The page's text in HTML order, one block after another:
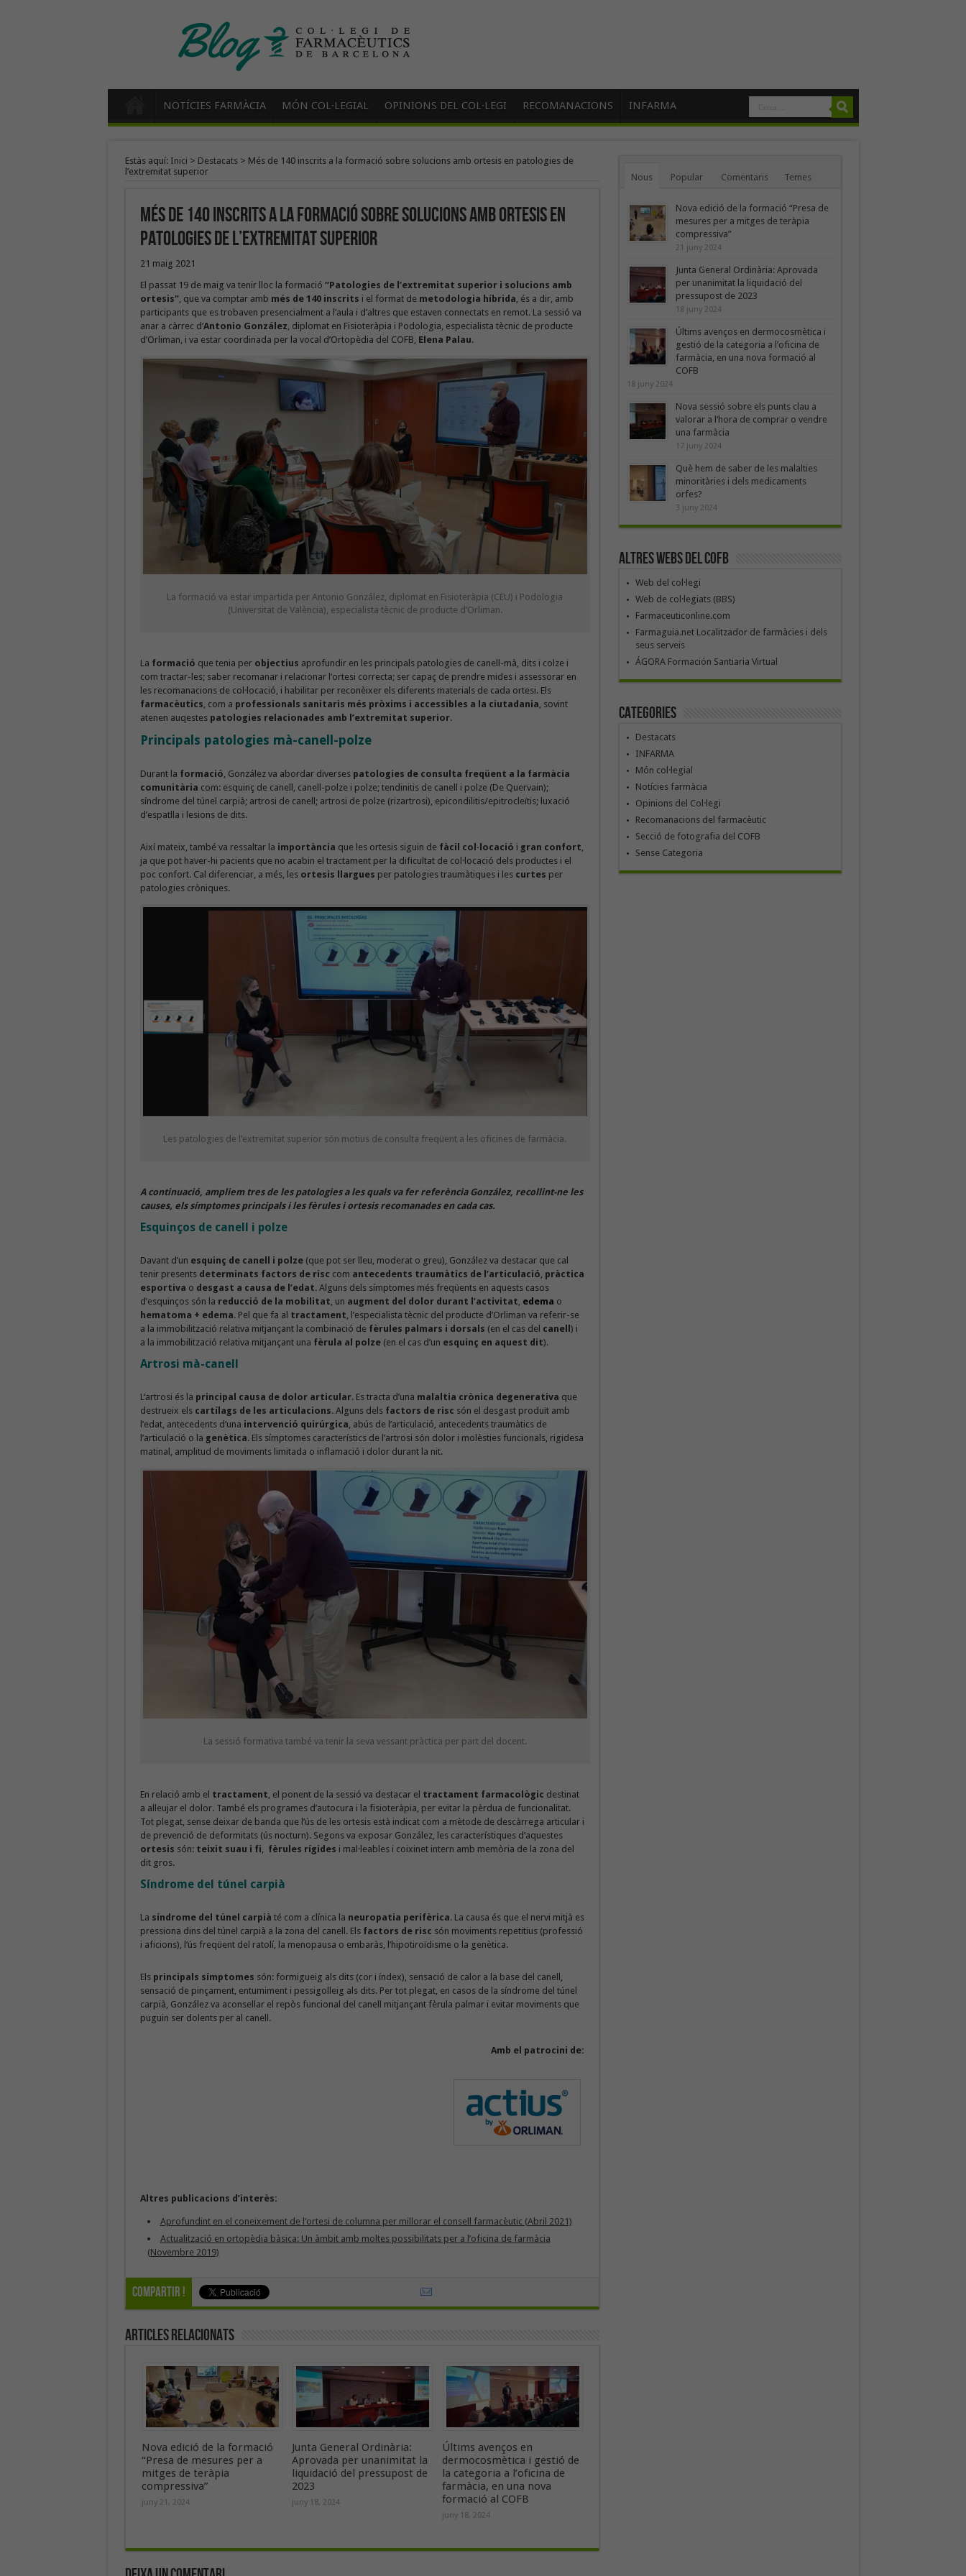
NOTÍCIES FARMÀCIA MÓN COL·LEGIAL OPINIONS DEL COL·LEGI RECOMANACIONS INFARMA
Estàs aquí: Inici > Destacats> Més de 140 inscrits a la formació sobre solucions amb ortesis en patologies de
l’extremitat superior
Més de 140 inscrits a la formació sobre solucions amb ortesis en
patologies de l’extremitat superior
21 maig 2021
El passat 19 de maig va tenir lloc la formació “Patologies de l’extremitat superior i solucions amb
ortesis”, que va comptar amb més de 140 inscrits i el format de metodologia híbrida, és a dir, amb
participants que es trobaven presencialment a l’aula i d’altres que estaven connectats en remot. La sessió va
anar a càrrec d’Antonio González, diplomat en Fisioteràpia i Podologia, especialista tècnic de producte
d’Orliman, i va estar coordinada per la vocal d’Ortopèdia del COFB, Elena Palau.
La formació va estar impartida per Antonio González, diplomat en Fisioteràpia (CEU) i Podologia
(Universitat de València), especialista tècnic de producte d’Orliman.
La formació que tenia per objectius aprofundir en les principals patologies de canell-mà, dits i colze i
com tractar-les; saber recomanar i relacionar l’ortesi correcta; ser capaç de prendre mides i assessorar en
les recomanacions de col·locació, i habilitar per reconèixer els diferents materials de cada ortesi. Els
farmacèutics, com a professionals sanitaris més pròxims i accessibles a la ciutadania, sovint
atenen auqestes patologies relacionades amb l’extremitat superior.
Principals patologies mà-canell-polze
Durant la formació, González va abordar diverses patologies de consulta freqüent a la farmàcia
comunitària com: esquinç de canell, canell-polze i polze; tendinitis de canell i polze (De Quervain);
síndrome del túnel carpià; artrosi de canell; artrosi de polze (rizartrosi), epicondilitis/epitrocleïtis; luxació
d’espatlla i lesions de dits.
Així mateix, també va ressaltar la importància que les ortesis siguin de fàcil col·locació i gran confort,
ja que pot haver-hi pacients que no acabin el tractament per la dificultat de col·locació dels productes i el
poc confort. Cal diferenciar, a més, les ortesis llargues per patologies traumàtiques i les curtes per
patologies cròniques.
Les patologies de l’extremitat superior són motius de consulta freqüent a les oficines de farmàcia.
A continuació, ampliem tres de les patologies a les quals va fer referència González, recollint-ne les
causes, els símptomes principals i les fèrules i ortesis recomanades en cada cas.
Esquinços de canell i polze
Davant d’un esquinç de canell i polze(que pot ser lleu, moderat o greu), González va destacar que cal
tenir presents determinats factors de risc com antecedents traumàtics de l’articulació, pràctica
esportiva o desgast a causa de l’edat. Alguns dels símptomes més freqüents en aquests casos
d’esquinços són la reducció de la mobilitat, un augment del dolor durant l’activitat, edema o
hematoma + edema. Pel que fa al tractament, l’especialista tècnic del producte d’Orliman va referir-se
a la immobilització relativa mitjançant la combinació de fèrules palmars i dorsals (en el cas del canell ) i
a la immobilització relativa mitjançant una fèrula al polze(en el cas d’un esquinç en aquest dit).
Artrosi mà-canell
L’artrosi és la principal causa de dolor articular. Es tracta d’una malaltia crònica degenerativa que
destrueix els cartílags de les articulacions. Alguns dels factors de risc són el desgast produït amb
l’edat, antecedents d’una intervenció quirúrgica, abús de l’articulació, antecedents traumàtics de
l’articulació o la genètica. Els símptomes característics de l’artrosi són dolor i molèsties funcionals, rigidesa
matinal, amplitud de moviments limitada o inflamació i dolor durant la nit.
La sessió formativa també va tenir la seva vessant pràctica per part del docent.
En relació amb el tractament , el ponent de la sessió va destacar el tractament farmacològic destinat
a alleujar el dolor. També els programes d’autocura i la fisioteràpia, per evitar la pèrdua de funcionalitat.
Tot plegat, sense deixar de banda que l’ús de les ortesis està indicat com a mètode de descàrrega articular i
de prevenció de deformitats (ús nocturn). Segons va exposar González, les característiques d’aquestes
ortesis són: teixit suau i fi fèrules rígides i mal·leables i coixinet intern amb memòria de la zona del
dit gros.
Síndrome del túnel carpià
La síndrome del túnel carpià té com a clínica la neuropatia perifèrica. La causa és que el nervi mitjà es
pressiona dins del túnel carpià a la zona del canell. Els factors de risc són moviments repetitius (professió
i aficions), l’ús freqüent del ratolí, la menopausa o embaràs, l’hipotiroïdisme o la genètica.
Els principals símptomes són: formigueig als dits (cor i índex), sensació de calor a la base del canell,
sensació de pinçament, entumiment i pessigolleig als dits. Per tot plegat, en casos de la síndrome del túnel
carpià, González va aconsellar el repòs funcional del canell mitjançant fèrula palmar i evitar moviments que
puguin ser dolents per al canell.
Amb el patrocini de:
Altres publicacions d’interès:
Aprofundint en el coneixement de l’ortesi de columna per millorar el consell farmacèutic (Abril 2021)
Actualització en ortopèdia bàsica: Un àmbit amb moltes possibilitats per a l’oficina de farmàcia
(Novembre 2019)
Compartir !
Articles Relacionats
Nova edició de la formació
“Presa de mesures per a
mitges de teràpia
compressiva”
juny 21, 2024
Junta General Ordinària:
Aprovada per unanimitat la
liquidació del pressupost de
2023
juny 18, 2024
Últims avenços en
dermocosmètica i gestió de
la categoria a l’oficina de
farmàcia, en una nova
formació al COFB
juny 18, 2024
Nous Popular Comentaris Temes
Nova edició de la formació “Presa de
mesures per a mitges de teràpia
compressiva”
21 juny 2024
Junta General Ordinària: Aprovada
per unanimitat la liquidació del
pressupost de 2023
18 juny 2024
Últims avenços en dermocosmètica i
gestió de la categoria a l’oficina de
farmàcia, en una nova formació al
COFB
18 juny 2024
Nova sessió sobre els punts clau a
valorar a l’hora de comprar o vendre
una farmàcia
17 juny 2024
Què hem de saber de les malalties
minoritàries i dels medicaments
orfes?
3 juny 2024
Altres webs del COFB
Web del col·legi
Web de col·legiats (BBS)
Farmaceuticonline.com
Farmaguia.net Localitzador de farmàcies i dels
seus serveis
ÁGORA Formación Santiaria Virtual
Categories
Destacats
INFARMA
Món col·legial
Notícies farmàcia
Opinions del Col·legi
Recomanacions del farmacèutic
Secció de fotografia del COFB
Sense Categoria